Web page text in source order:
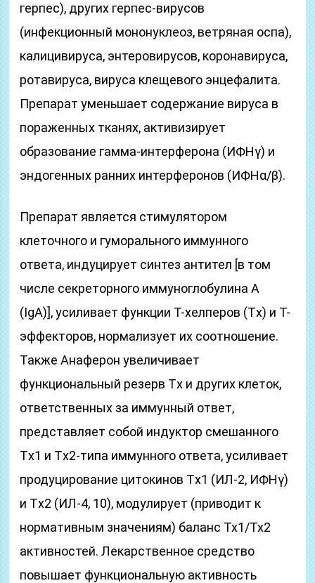
герпес), других герпес-вирусов
(инфекционный мононуклеоз, ветряная оспа),
калицивируса, энтеровирусов, коронавируса,
ротавируса, вируса клещевого энцефалита.
Препарат уменьшает содержание вируса в
пораженных тканях, активизирует
образование гамма-интерферона (ИФНγ) и
эндогенных ранних интерферонов (ИФНα/β).
Препарат является стимулятором
клеточного и гуморального иммунного
ответа, индуцирует синтез антител [в том
числе секреторного иммуноглобулина A
(IgA)], усиливает функции T-хелперов (Tх) и T-
эффекторов, нормализует их соотношение.
Также Анаферон увеличивает
функциональный резерв Tх и других клеток,
ответственных за иммунный ответ,
представляет собой индуктор смешанного
Tх1 и Tх2-типа иммунного ответа, усиливает
продуцирование цитокинов Tх1 (ИЛ-2, ИФНγ)
и Tх2 (ИЛ-4, 10), модулирует (приводит к
нормативным значениям) баланс Тх1/Тх2
активностей. Лекарственное средство
повышает функциональную активность